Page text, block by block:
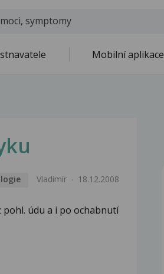
Mobilní aplikace
Vladimír 18.12.2008
údu a i po ochabnutí